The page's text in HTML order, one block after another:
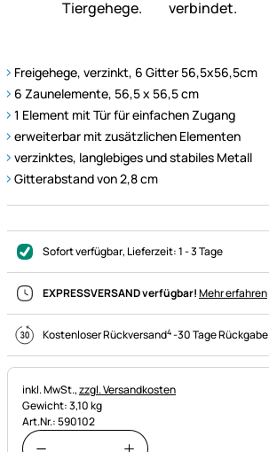
Freigehege, verzinkt, 6 Gitter 56,5x56,5cm
6 Zaunelemente, 56,5 x 56,5 cm
1 Element mit Tür für einfachen Zugang
erweiterbar mit zusätzlichen Elementen
verzinktes, langlebiges und stabiles Metall
Gitterabstand von 2,8 cm
Sofort verfügbar, Lieferzeit:1 - 3 Tage
EXPRESSVERSAND verfügbar!Mehr erfahren
Kostenloser Rückversand4-30 Tage Rückgabe
Steuerhinweis:
inkl. MwSt.,zzgl. Versandkosten
Gewicht: 3,10 kg
Art.Nr.: 590102